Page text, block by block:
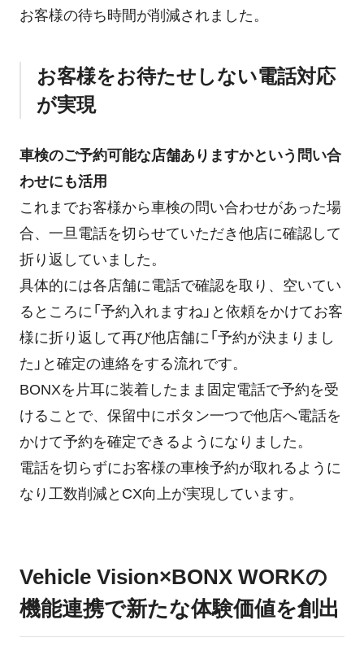
お客様の待ち時間が削減されました。
お客様をお待たせしない電話対応
が実現
車検のご予約可能な店舗ありますかという問い合
わせにも活用
これまでお客様から車検の問い合わせがあった場
合、一旦電話を切らせていただき他店に確認して
折り返していました。
具体的には各店舗に電話で確認を取り、空いてい
るところに「予約入れますね」と依頼をかけてお客
様に折り返して再び他店舗に「予約が決まりまし
た」と確定の連絡をする流れです。
BONXを片耳に装着したまま固定電話で予約を受
けることで、保留中にボタン一つで他店へ電話を
かけて予約を確定できるようになりました。
電話を切らずにお客様の車検予約が取れるように
なり工数削減とCX向上が実現しています。
Vehicle Vision×BONX WORKの
機能連携で新たな体験価値を創出